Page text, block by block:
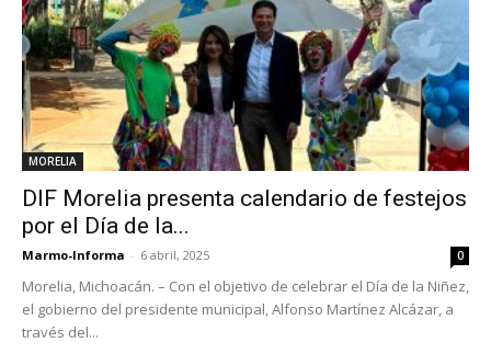
MORELIA
DIF Morelia presenta calendario de festejos
por el Día de la...
Marmo-Informa - 6 abril, 2025 0
Morelia, Michoacán. – Con el objetivo de celebrar el Día de la Niñez,
el gobierno del presidente municipal, Alfonso Martínez Alcázar, a
través del...